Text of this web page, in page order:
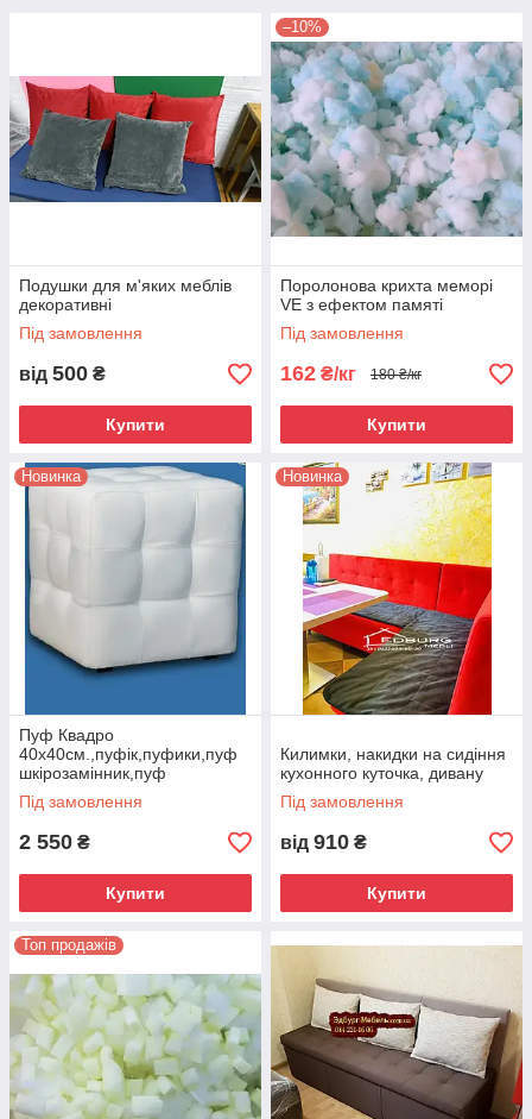
Подушки для м'яких меблів
декоративні
Під замовлення
від 500 ₴
Купити
–10%
Поролонова крихта меморі
VE з ефектом памяті
Під замовлення
162 ₴/кг 180 ₴/кг
Купити
Новинка
Пуф Квадро
40х40см.,пуфік,пуфики,пуф
шкірозамінник,пуф
велюр,банкетка,пуф на
замовлення,пуф для
магазину
Під замовлення
2 550 ₴
Купити
Новинка
Килимки, накидки на сидіння
кухонного куточка, дивану
Під замовлення
від 910 ₴
Купити
Топ продажів